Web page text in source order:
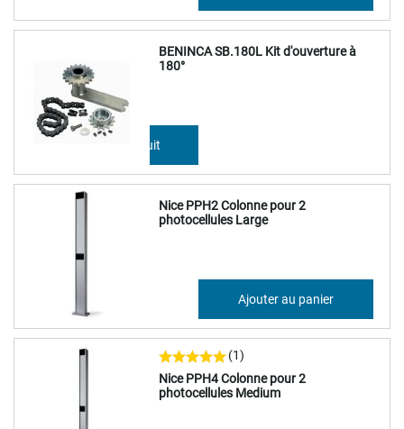
BENINCA SB.180L Kit d'ouverture à
180°
Détails du produit
Nice PPH2 Colonne pour 2
photocellules Large
125,80 €
Ajouter au panier
Nice PPH4 Colonne pour 2
photocellules Medium
(1)